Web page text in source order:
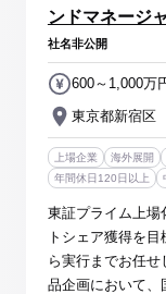
ンドマネージ
社名非公開
東京都新宿区
600～1,000万
上場企業 海外展開
年間休日120日以上
東証プライム上場
トシェア獲得を
ら実行までお任
品企画において、